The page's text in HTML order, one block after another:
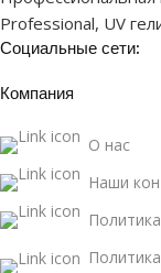
Professional, UV
Социальные сети:
Компания
О нас
Наши